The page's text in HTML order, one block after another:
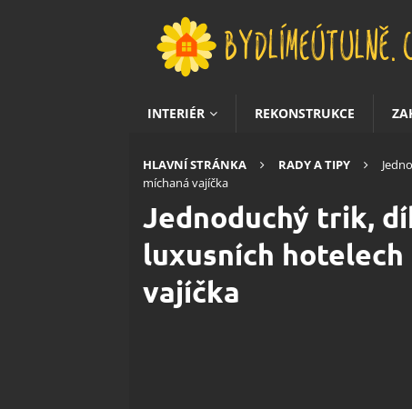
INTERIÉR REKONSTRUKCE
HLAVNÍ STRÁNKA RADY A TIPY
míchaná vajíčka
Jednoduchý trik,
luxusních
vajíčka